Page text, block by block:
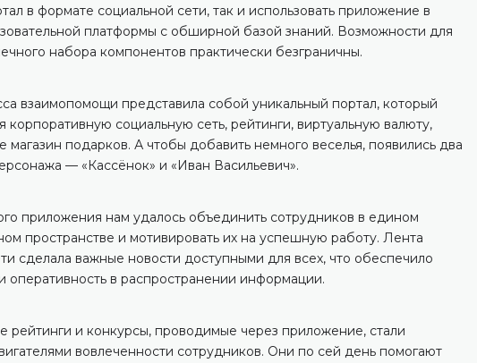
в формате социальной сети, так и использовать приложение в
платформы с обширной базой знаний. Возможности для
набора компонентов практически безграничны.
взаимопомощи представила собой уникальный портал, который
корпоративную социальную сеть, рейтинги, виртуальную валюту,
подарков. А чтобы добавить немного веселья, появились два
— «Кассёнок» и «Иван Васильевич».
приложения нам удалось объединить сотрудников в едином
пространстве и мотивировать их на успешную работу. Лента
сделала важные новости доступными для всех, что обеспечило
оперативность в распространении информации.
рейтинги и конкурсы, проводимые через приложение, стали
вовлеченности сотрудников. Они по сей день помогают